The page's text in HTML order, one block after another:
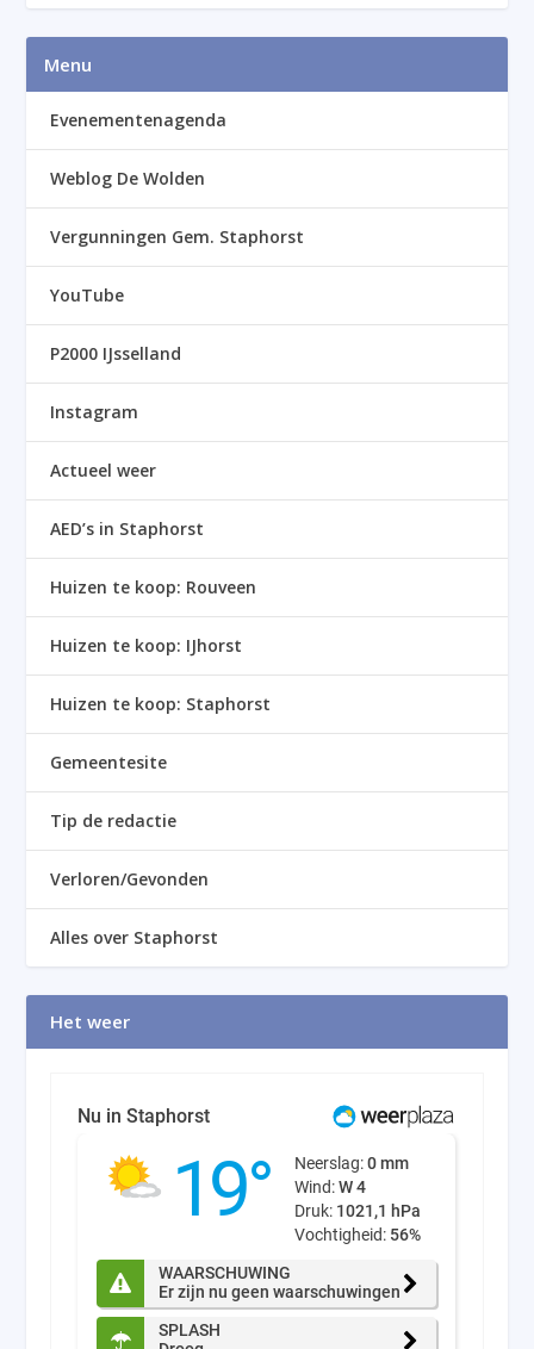
Menu
Evenementenagenda
Weblog De Wolden
Vergunningen Gem. Staphorst
YouTube
P2000 IJsselland
Instagram
Actueel weer
AED’s in Staphorst
Huizen te koop: Rouveen
Huizen te koop: IJhorst
Huizen te koop: Staphorst
Gemeentesite
Tip de redactie
Verloren/Gevonden
Alles over Staphorst
Het weer